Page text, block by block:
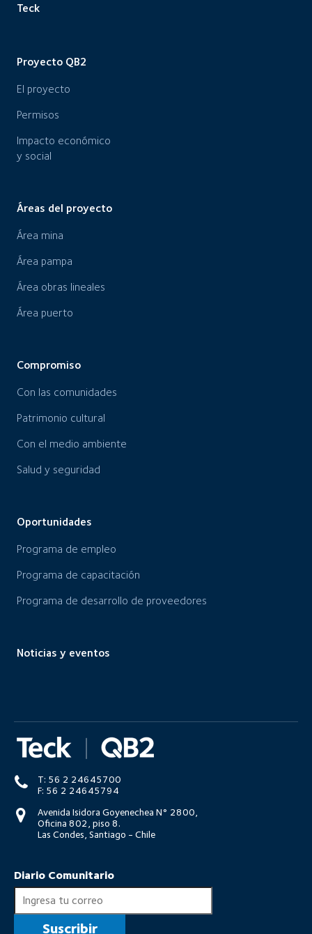
Teck
Proyecto QB2
El proyecto
Permisos
Impacto económico
y social
Áreas del proyecto
Área mina
Área pampa
Área obras lineales
Área puerto
Compromiso
Con las comunidades
Patrimonio cultural
Con el medio ambiente
Salud y seguridad
Oportunidades
Programa de empleo
Programa de capacitación
Programa de desarrollo de proveedores
Noticias y eventos
T: 56 2 24645700
F: 56 2 24645794
Avenida Isidora Goyenechea N° 2800,
Oficina 802, piso 8.
Las Condes, Santiago - Chile
Diario Comunitario